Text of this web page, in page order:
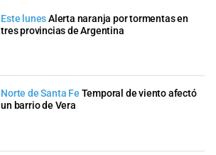
Este lunesAlerta naranja por tormentas en
tres provincias de Argentina
Norte de Santa Fe Temporal de viento afectó
un barrio de Vera